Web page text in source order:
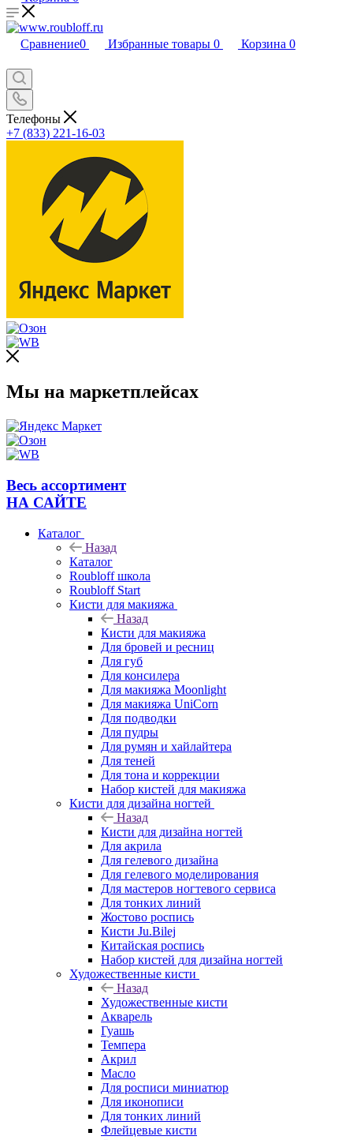
Сравнение0 Избранные товары 0 Корзина 0
Телефоны
+7 (833) 221-16-03
Мы на маркетплейсах
Весь ассортимент
НА САЙТЕ
Каталог
Назад
Каталог
Roubloff школа
Roubloff Start
Кисти для макияжа
Назад
Кисти для макияжа
Для бровей и ресниц
Для губ
Для консилера
Для макияжа Moonlight
Для макияжа UniCorn
Для подводки
Для пудры
Для румян и хайлайтера
Для теней
Для тона и коррекции
Набор кистей для макияжа
Кисти для дизайна ногтей
Назад
Кисти для дизайна ногтей
Для акрила
Для гелевого дизайна
Для гелевого моделирования
Для мастеров ногтевого сервиса
Для тонких линий
Жостово роспись
Кисти Ju.Bilej
Китайская роспись
Набор кистей для дизайна ногтей
Художественные кисти
Назад
Художественные кисти
Акварель
Гуашь
Темпера
Акрил
Масло
Для росписи миниатюр
Для иконописи
Для тонких линий
Флейцевые кисти